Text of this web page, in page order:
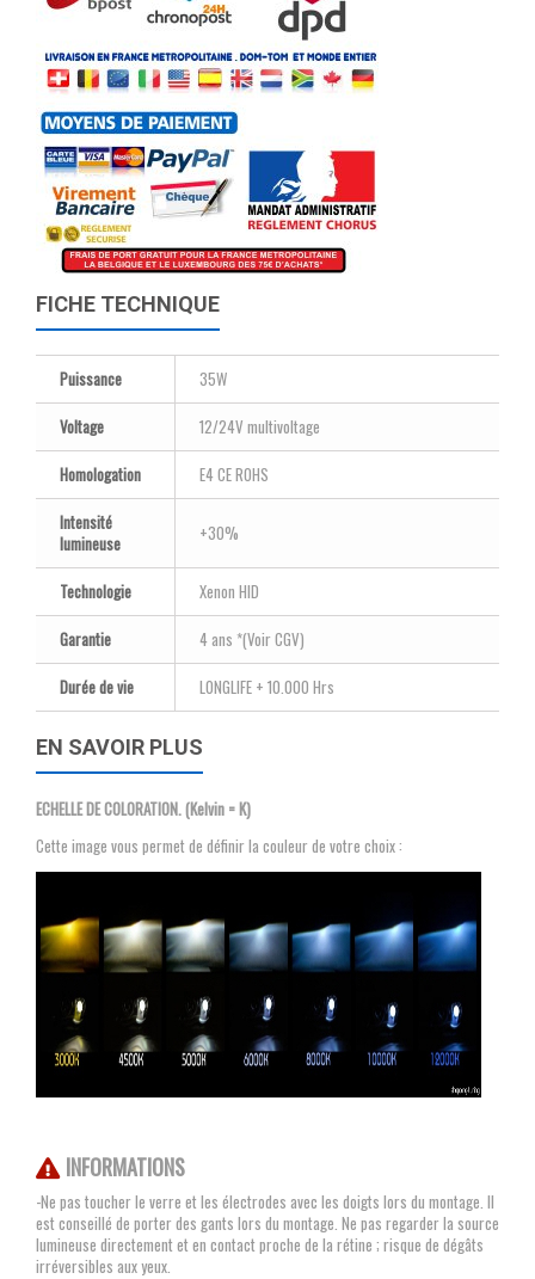
FICHE TECHNIQUE
Puissance
35W
Voltage
12/24V multivoltage
Homologation
E4 CE ROHS
Intensité
lumineuse
+30%
Technologie
Xenon HID
Garantie
4 ans *(Voir CGV)
Durée de vie
LONGLIFE + 10.000 Hrs
EN SAVOIR PLUS
ECHELLE DE COLORATION. (Kelvin = K)
Cette image vous permet de définir la couleur de votre choix :
INFORMATIONS
-Ne pas toucher le verre et les électrodes avec les doigts lors du montage. Il
est conseillé de porter des gants lors du montage. Ne pas regarder la source
lumineuse directement et en contact proche de la rétine ; risque de dégâts
irréversibles aux yeux.